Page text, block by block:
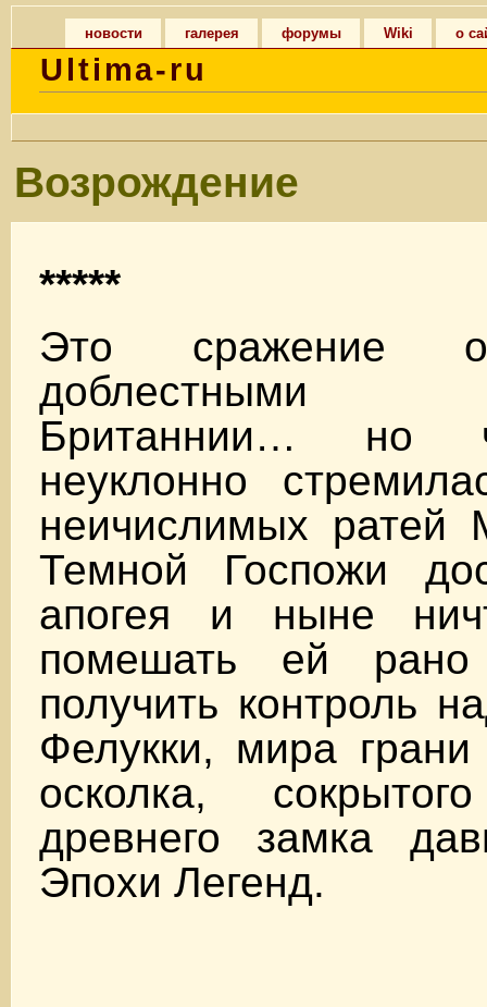
новости галерея форумы Wiki о
Ultima-ru
Возрождение
*****
Это сражение
доблестными
Британнии… но
неуклонно
неичислимых ратей
Темной Госпожи
апогея и ныне
помешать ей
получить контроль
Фелукки, мира грани
осколка,
древнего замка
Эпохи Легенд.